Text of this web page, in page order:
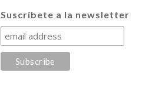
Suscríbete a la newsletter